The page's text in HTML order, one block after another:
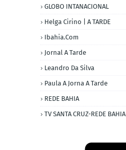
GLOBO INTANACIONAL
Helga Cirino | A TARDE
Ibahia.com
Jornal A Tarde
Leandro Da Silva
Paula A Jorna A Tarde
REDE BAHIA
TV SANTA CRUZ-REDE BAHIA